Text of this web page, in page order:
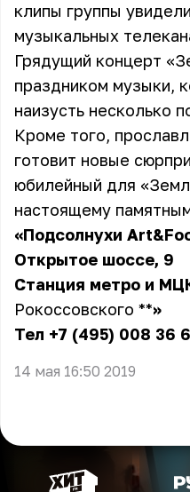
клипы группы
музыкальных
Грядущий концерт
праздником музыки,
наизусть несколько
Кроме того,
готовит новые
юбилейный для
настоящему
«Подсолнухи
Открытое шоссе, 9
Станция метро и
Рокоссовского **»
Тел +7 (495) 008 36
14 мая 16:50 2019